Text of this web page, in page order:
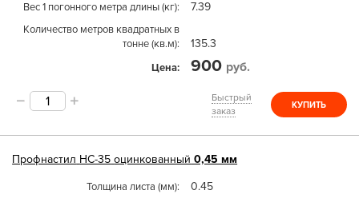
Вес 1 погонного метра длины (кг) 7.39
Количество метров квадратных в
тонне (кв.м)
135.3
Цена 900 руб.
Быстрый
заказ
КУПИТЬ
Профнастил НС-35 оцинкованный 0,45 мм
Толщина листа (мм) 0.45